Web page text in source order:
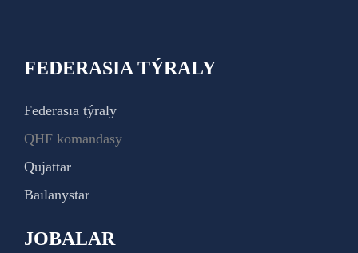
FEDERASIA TÝRALY
Federasıa týraly
QHF komandasy
Qujattar
Baılanystar
JOBALAR